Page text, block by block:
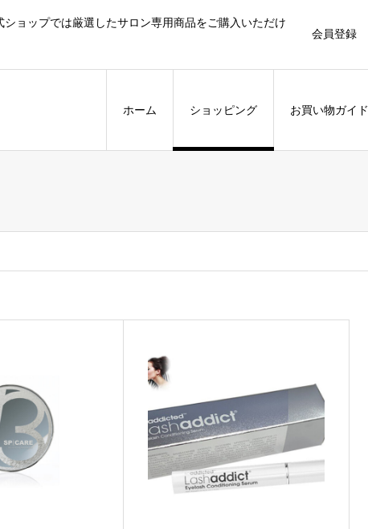
ョップでは厳選したサロン専用商品をご購入いただけ
会員登録
ホーム ショッピング お買い物ガイド